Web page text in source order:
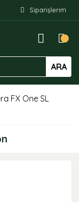
Siparişlerim
ARA
FX One SL